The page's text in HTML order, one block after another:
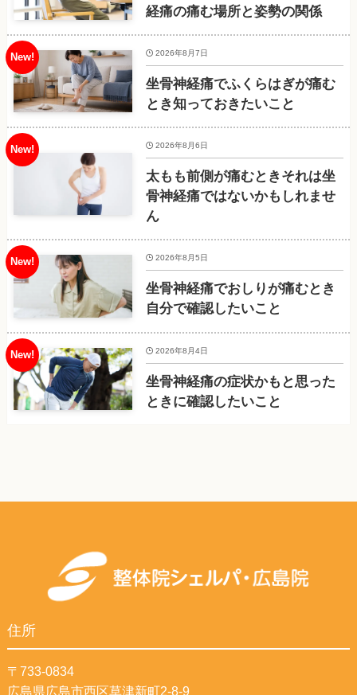
経痛の痛む場所と姿勢の関係
坐骨神経痛でふくらはぎが痛む
とき知っておきたいこと
2026年8月7日
太もも前側が痛むときそれは坐
骨神経痛ではないかもしれませ
ん
2026年8月6日
坐骨神経痛でおしりが痛むとき
自分で確認したいこと
2026年8月5日
坐骨神経痛の症状かもと思った
ときに確認したいこと
2026年8月4日
住所
〒733-0834
広島県広島市西区草津新町2-8-9